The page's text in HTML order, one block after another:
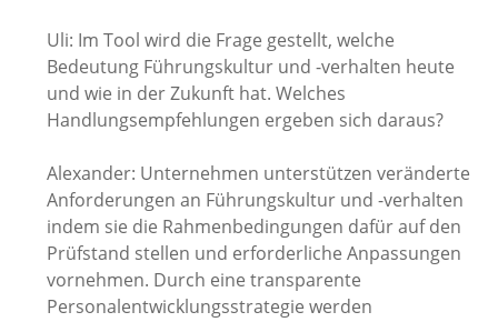
Uli: Im Tool wird die Frage gestellt, welche
Bedeutung Führungskultur und -verhalten heute
und wie in der Zukunft hat. Welches
Handlungsempfehlungen ergeben sich daraus?
Alexander: Unternehmen unterstützen veränderte
Anforderungen an Führungskultur und -verhalten
indem sie die Rahmenbedingungen dafür auf den
Prüfstand stellen und erforderliche Anpassungen
vornehmen. Durch eine transparente
Personalentwicklungsstrategie werden